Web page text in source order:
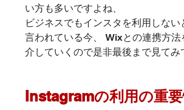
い方も多いですよね、
ビジネスでもインスタを利用しない
言われている今、 Wixとの連携方法
介していくので是非最後まで見てみ
Instagramの利用の重